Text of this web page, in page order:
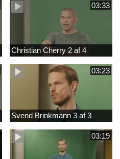
03:33
Christian Cherry 2 af 4
03:23
Svend Brinkmann 3 af 3
03:19